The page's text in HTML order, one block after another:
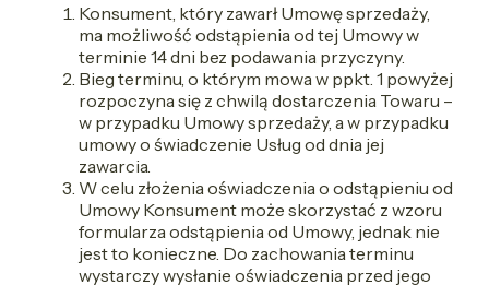
Konsument, który zawarł Umowę sprzedaży,
ma możliwość odstąpienia od tej Umowy w
terminie 14 dni bez podawania przyczyny.
Bieg terminu, o którym mowa w ppkt. 1 powyżej
rozpoczyna się z chwilą dostarczenia Towaru –
w przypadku Umowy sprzedaży, a w przypadku
umowy o świadczenie Usług od dnia jej
zawarcia.
W celu złożenia oświadczenia o odstąpieniu od
Umowy Konsument może skorzystać z wzoru
formularza odstąpienia od Umowy, jednak nie
jest to konieczne. Do zachowania terminu
wystarczy wysłanie oświadczenia przed jego